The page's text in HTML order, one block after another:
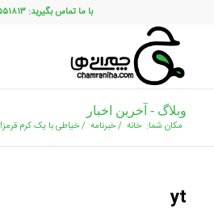
با ما تماس بگیرید: ۰۲۱۳۳۵۵۱۸۱۳
وبلاگ - آخرین اخبار
مکان شما: خانه /خبرنامه /خیاطی با یک کرم قرمز!
yt